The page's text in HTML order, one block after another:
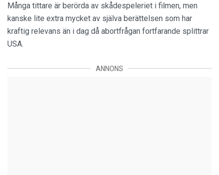
Många tittare är berörda av skådespeleriet i filmen, men
kanske lite extra mycket av själva berättelsen som har
kraftig relevans än i dag då abortfrågan fortfarande splittrar
USA.
ANNONS